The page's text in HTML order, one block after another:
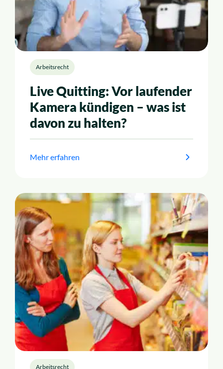
Arbeitsrecht
Live Quitting: Vor laufender
Kamera kündigen – was ist
davon zu halten?
Mehr erfahren
Arbeitsrecht